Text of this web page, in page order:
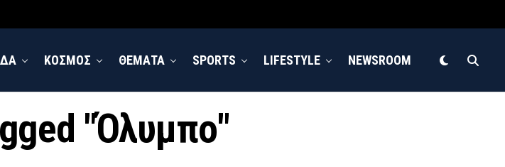
ΚΟΣΜΟΣ ΘΕΜΑΤΑ SPORTS LIFESTYLE NEWSROOM
"Όλυμπο"